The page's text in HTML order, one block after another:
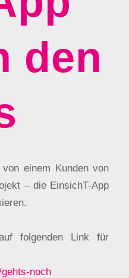
den
einem Kunden von
– die EinsichT-App
folgenden Link für
noch